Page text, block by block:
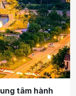
tâm hành